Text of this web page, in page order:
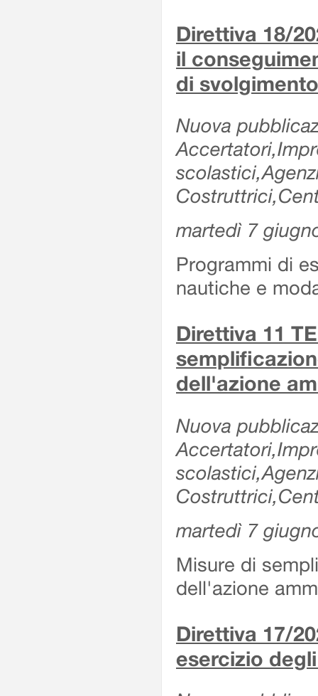
Direttiva 18/
il
di
Nuova
martedì 7
Programmi di
nautiche e
Direttiva 11
dell'azione
Nuova
martedì 7
Misure di
dell'azione
Direttiva 17/
esercizio